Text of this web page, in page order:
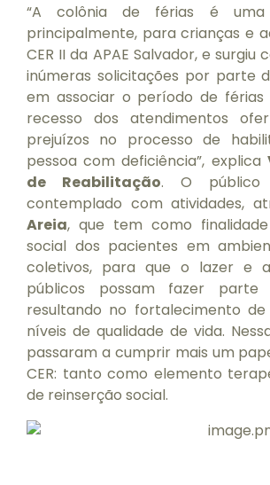
“A colônia de férias é uma
principalmente, para crianças e
CER II da APAE Salvador, e
inúmeras solicitações por parte
em associar o período de
recesso dos atendimentos
prejuízos no processo de
pessoa com deficiência”, explica
de Reabilitação. O público
contemplado com atividades,
Areia, que tem como
social dos pacientes em
coletivos, para que o lazer e
públicos possam fazer parte
resultando no fortalecimento
níveis de qualidade de vida.
passaram a cumprir mais um
CER: tanto como elemento
de reinserção social.